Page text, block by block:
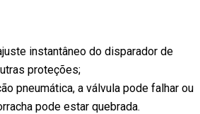
instantâneo do disparador de
proteções;
pneumática, a válvula pode falhar ou
pode estar quebrada.